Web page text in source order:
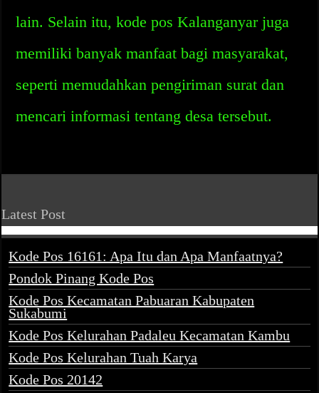
lain. Selain itu, kode pos Kalanganyar juga
memiliki banyak manfaat bagi masyarakat,
seperti memudahkan pengiriman surat dan
mencari informasi tentang desa tersebut.
Latest Post
Kode Pos 16161: Apa Itu dan Apa Manfaatnya?
Pondok Pinang Kode Pos
Kode Pos Kecamatan Pabuaran Kabupaten
Sukabumi
Kode Pos Kelurahan Padaleu Kecamatan Kambu
Kode Pos Kelurahan Tuah Karya
Kode Pos 20142